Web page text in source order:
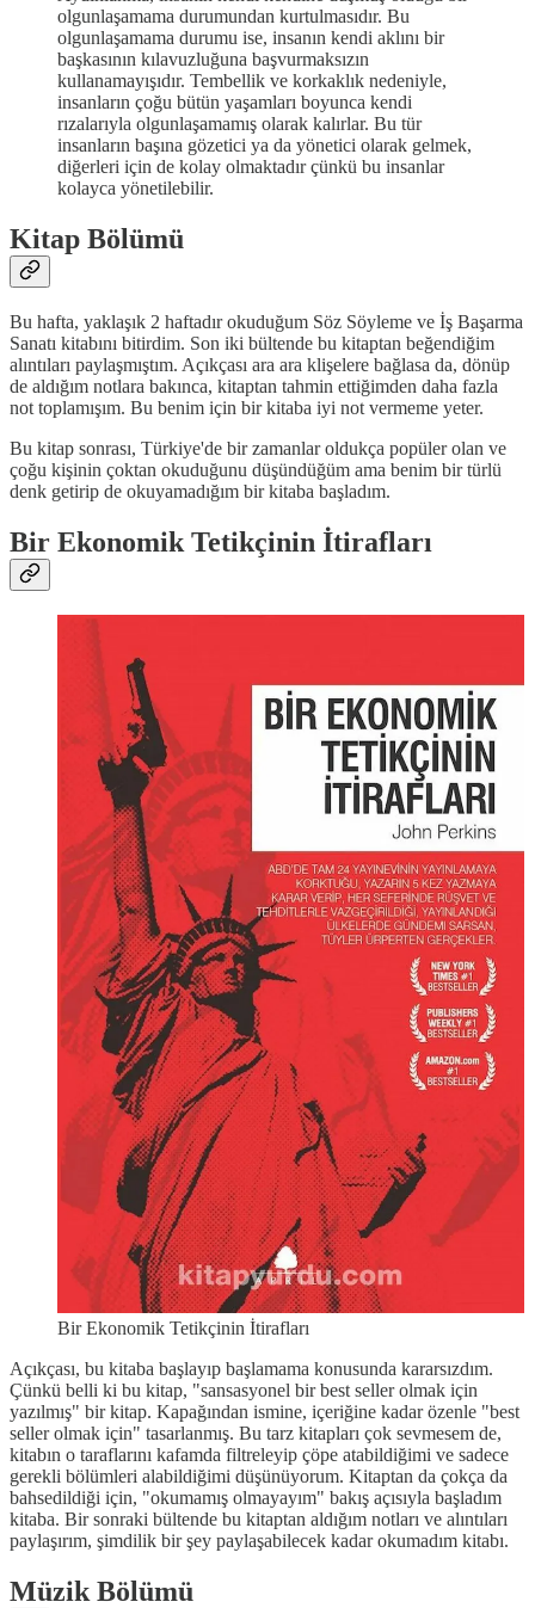
olgunlaşamama durumundan kurtulmasıdır. Bu
olgunlaşamama durumu ise, insanın kendi aklını bir
başkasının kılavuzluğuna başvurmaksızın
kullanamayışıdır. Tembellik ve korkaklık nedeniyle,
insanların çoğu bütün yaşamları boyunca kendi
rızalarıyla olgunlaşamamış olarak kalırlar. Bu tür
insanların başına gözetici ya da yönetici olarak gelmek,
diğerleri için de kolay olmaktadır çünkü bu insanlar
kolayca yönetilebilir.
Kitap Bölümü
Bu hafta, yaklaşık 2 haftadır okuduğum Söz Söyleme ve İş Başarma
Sanatı kitabını bitirdim. Son iki bültende bu kitaptan beğendiğim
alıntıları paylaşmıştım. Açıkçası ara ara klişelere bağlasa da, dönüp
de aldığım notlara bakınca, kitaptan tahmin ettiğimden daha fazla
not toplamışım. Bu benim için bir kitaba iyi not vermeme yeter.
Bu kitap sonrası, Türkiye'de bir zamanlar oldukça popüler olan ve
çoğu kişinin çoktan okuduğunu düşündüğüm ama benim bir türlü
denk getirip de okuyamadığım bir kitaba başladım.
Bir Ekonomik Tetikçinin İtirafları
Bir Ekonomik Tetikçinin İtirafları
Açıkçası, bu kitaba başlayıp başlamama konusunda kararsızdım.
Çünkü belli ki bu kitap, "sansasyonel bir best seller olmak için
yazılmış" bir kitap. Kapağından ismine, içeriğine kadar özenle "best
seller olmak için" tasarlanmış. Bu tarz kitapları çok sevmesem de,
kitabın o taraflarını kafamda filtreleyip çöpe atabildiğimi ve sadece
gerekli bölümleri alabildiğimi düşünüyorum. Kitaptan da çokça da
bahsedildiği için, "okumamış olmayayım" bakış açısıyla başladım
kitaba. Bir sonraki bültende bu kitaptan aldığım notları ve alıntıları
paylaşırım, şimdilik bir şey paylaşabilecek kadar okumadım kitabı.
Müzik Bölümü